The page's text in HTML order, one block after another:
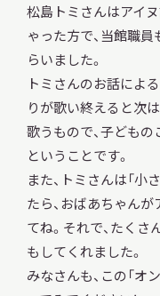
お知らせ
もっと知りたい博
本日
松島トミさんはアイ
ゃった方で、当館職
らいました。
トミさんのお話によ
りが歌い終えると次
歌うもので、子ども
ということです。
また、トミさんは「
たら、おばあちゃん
てね。それで、たく
もしてくれました。
みなさんも、この「オ